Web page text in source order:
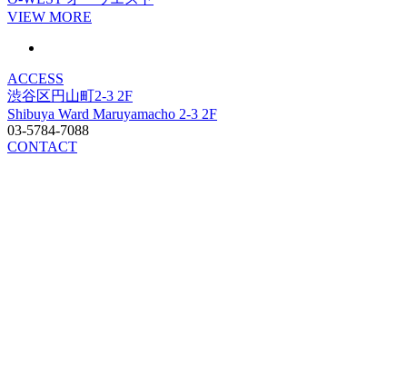
VIEW MORE
ACCESS
渋谷区円山町2-3 2F
Shibuya Ward Maruyamacho 2-3 2F
03-5784-7088
CONTACT